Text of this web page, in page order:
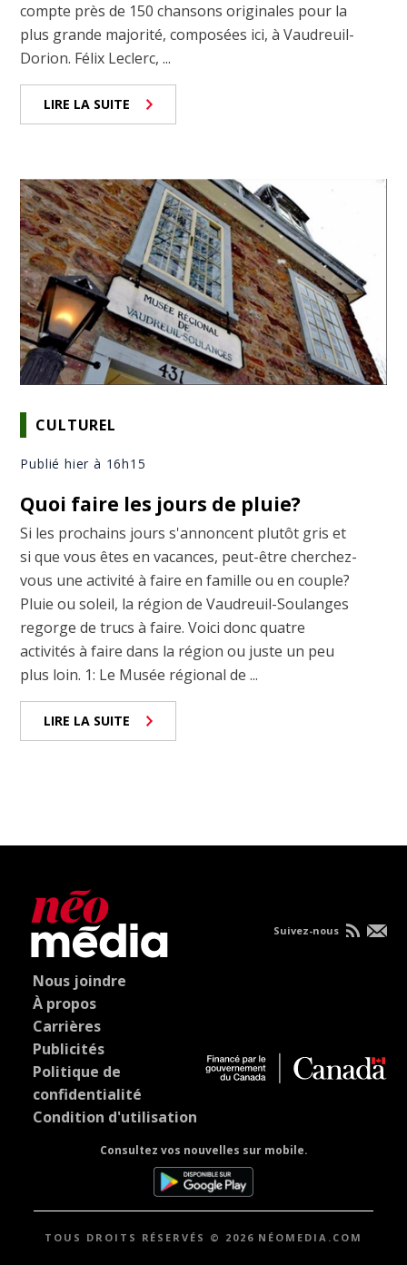
compte près de 150 chansons originales pour la
plus grande majorité, composées ici, à Vaudreuil-
Dorion. Félix Leclerc, ...
LIRE LA SUITE
CULTUREL
Publié hier à 16h15
Quoi faire les jours de pluie?
Si les prochains jours s'annoncent plutôt gris et
si que vous êtes en vacances, peut-être cherchez-
vous une activité à faire en famille ou en couple?
Pluie ou soleil, la région de Vaudreuil-Soulanges
regorge de trucs à faire. Voici donc quatre
activités à faire dans la région ou juste un peu
plus loin. 1: Le Musée régional de ...
LIRE LA SUITE
Nous joindre
À propos
Carrières
Publicités
Politique de
confidentialité
Condition d'utilisation
Consultez vos nouvelles sur mobile.
Suivez-nous
TOUS DROITS RÉSERVÉS © 2026 NÉOMEDIA.COM